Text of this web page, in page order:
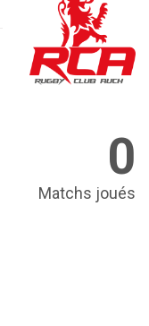
0
Matchs joués